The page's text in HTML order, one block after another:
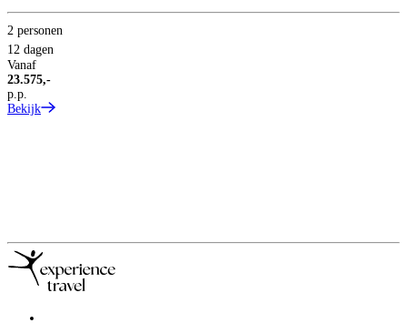
2 personen
12 dagen
Vanaf
23.575,-
p.p.
Bekijk